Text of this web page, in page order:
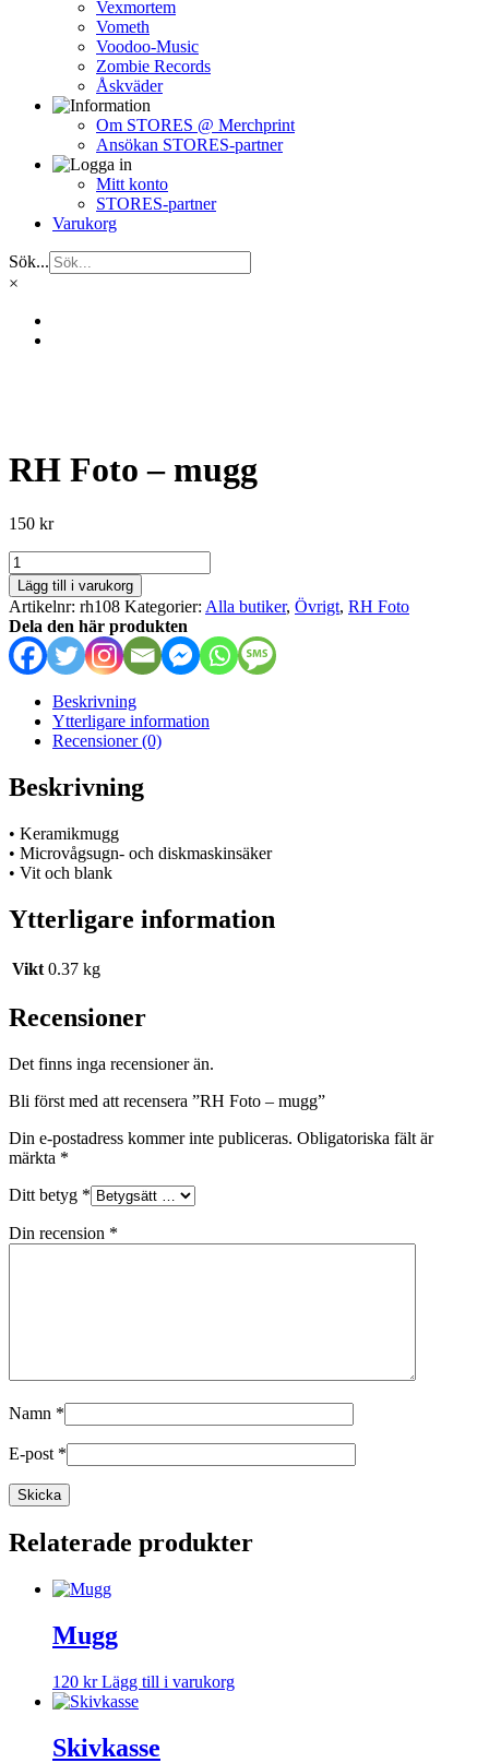
Vexmortem
Vometh
Voodoo-Music
Zombie Records
Åskväder
Om STORES @ Merchprint
Ansökan STORES-partner
Mitt konto
STORES-partner
Varukorg
Sök...
×
RH Foto – mugg
150 kr
RH
Foto
-
mugg
mängd
Lägg till i varukorg
Artikelnr: rh108 Kategorier: Alla butiker, Övrigt, RH Foto
Dela den här produkten
Beskrivning
Ytterligare information
Recensioner (0)
Beskrivning
• Keramikmugg
• Microvågsugn- och diskmaskinsäker
• Vit och blank
Ytterligare information
Vikt 0.37 kg
Recensioner
Det finns inga recensioner än.
Bli först med att recensera ”RH Foto – mugg”
Din e-postadress kommer inte publiceras. Obligatoriska fält är
märkta *
Ditt betyg *
Din recension *
Namn *
E-post *
Relaterade produkter
Mugg
120 kr Lägg till i varukorg
Skivkasse